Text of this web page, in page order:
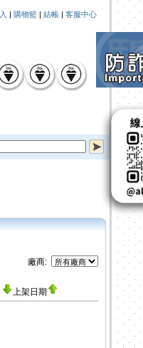
| 購物籃 | 結帳 | 客服中心
廠商:
上架日期